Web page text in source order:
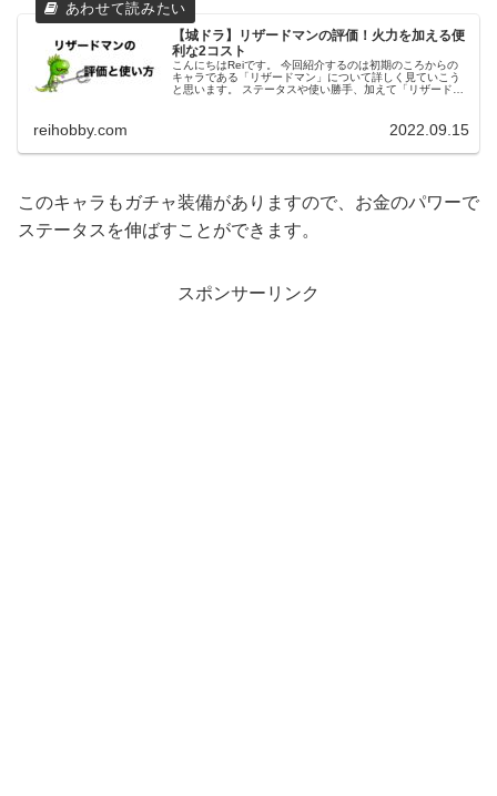
【城ドラ】リザードマンの評価！火力を加える便
利な2コスト
こんにちはReiです。 今回紹介するのは初期のころからの
キャラである「リザードマン」について詳しく見ていこう
と思います。 ステータスや使い勝手、加えて「リザードマ
reihobby.com 2022.09.15
このキャラもガチャ装備がありますので、お金のパワーで
ステータスを伸ばすことができます。
スポンサーリンク